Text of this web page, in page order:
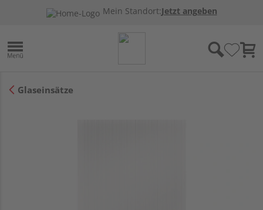
Mein Standort:Jetzt angeben
Glaseinsätze